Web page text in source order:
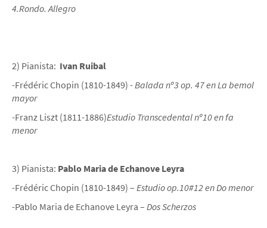
4.Rondo. Allegro
2) Pianista: Ivan Ruibal
-Frédéric Chopin (1810-1849) -Balada nº3 op. 47 en La bemol
mayor
-Franz Liszt (1811-1886)Estudio Transcedental nº10 en fa
menor
3) Pianista: Pablo Maria de Echanove Leyra
-Frédéric Chopin (1810-1849) – Estudio op.10#12 en Do menor
-Pablo Maria de Echanove Leyra – Dos Scherzos